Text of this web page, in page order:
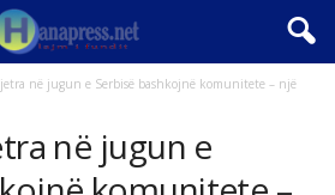
në jugun e Serbisë bashkojnë komunitete – një
në jugun e